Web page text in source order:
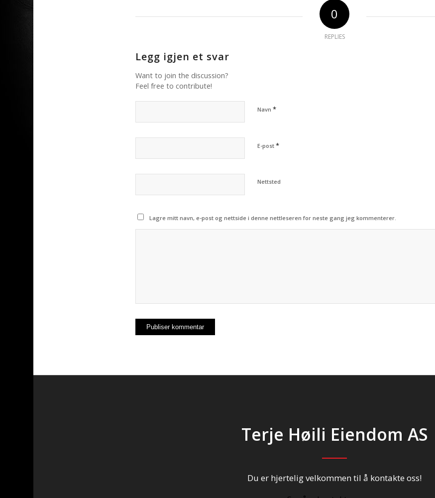
0
REPLIES
Legg igjen et svar
Want to join the discussion?
Feel free to contribute!
Navn *
E-post *
Nettsted
Lagre mitt navn, e-post og nettside i denne nettleseren for neste gang jeg kommenterer.
Terje Høili Eiendom AS
Du er hjertelig velkommen til å kontakte oss!